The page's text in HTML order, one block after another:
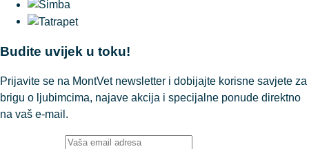
Budite uvijek u toku!
Prijavite se na MontVet newsletter i dobijajte korisne savjete za
brigu o ljubimcima, najave akcija i specijalne ponude direktno
na vaš e-mail.